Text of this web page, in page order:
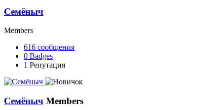
Семёныч
Members
616 сообщения
0 Badges
1 Репутация
Семёныч Members